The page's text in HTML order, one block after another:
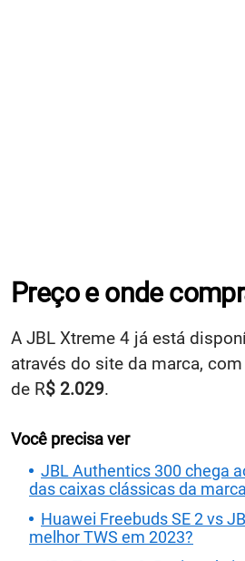
Preço e onde
A JBL Xtreme 4 já está
através do site da marca,
de R$ 2.029.
Você precisa ver
JBL Authentics 300 chega
das caixas clássicas da marca
Huawei Freebuds SE 2 vs
melhor TWS em 2023?